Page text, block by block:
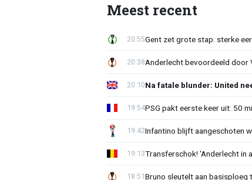
Meest recent
Gent zet grote stap: sterke
20:55
Anderlecht bevoordeeld door
20:38
Na fatale blunder: United
20:10
PSG pakt eerste keer uit: 50
19:54
Infantino blijft aangeschoten
19:42
Transferschok! 'Anderlecht in
19:13
Bruno sleutelt aan basisploeg
18:51